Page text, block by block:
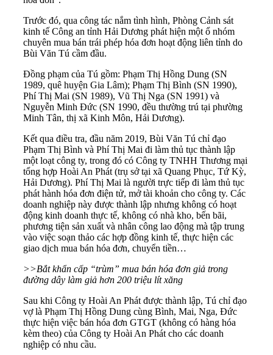
Trước đó, qua công tác nắm tình hình, Phòng Cảnh sát
kinh tế Công an tỉnh Hải Dương phát hiện một ổ nhóm
chuyên mua bán trái phép hóa đơn hoạt động liên tỉnh do
Bùi Văn Tú cầm đầu.
Đồng phạm của Tú gồm: Phạm Thị Hồng Dung (SN
1989, quê huyện Gia Lâm); Phạm Thị Bình (SN 1990),
Phí Thị Mai (SN 1989), Vũ Thị Nga (SN 1991) và
Nguyễn Minh Đức (SN 1990, đều thường trú tại phường
Minh Tân, thị xã Kinh Môn, Hải Dương).
Kết qua điều tra, đầu năm 2019, Bùi Văn Tú chỉ đạo
Phạm Thị Bình và Phí Thị Mai đi làm thủ tục thành lập
một loạt công ty, trong đó có Công ty TNHH Thương mại
tổng hợp Hoài An Phát (trụ sở tại xã Quang Phục, Tứ Kỳ,
Hải Dương). Phí Thị Mai là người trực tiếp đi làm thủ tục
phát hành hóa đơn điện tử, mở tài khoản cho công ty. Các
doanh nghiệp này được thành lập nhưng không có hoạt
động kinh doanh thực tế, không có nhà kho, bến bãi,
phương tiện sản xuất và nhân công lao động mà tập trung
vào việc soạn thảo các hợp đồng kinh tế, thực hiện các
giao dịch mua bán hóa đơn, chuyển tiền…
>>Bắt khẩn cấp “trùm” mua bán hóa đơn giả trong
đường dây làm giả hơn 200 triệu lít xăng
Sau khi Công ty Hoài An Phát được thành lập, Tú chỉ đạo
vợ là Phạm Thị Hồng Dung cùng Bình, Mai, Nga, Đức
thực hiện việc bán hóa đơn GTGT (không có hàng hóa
kèm theo) của Công ty Hoài An Phát cho các doanh
nghiệp có nhu cầu.